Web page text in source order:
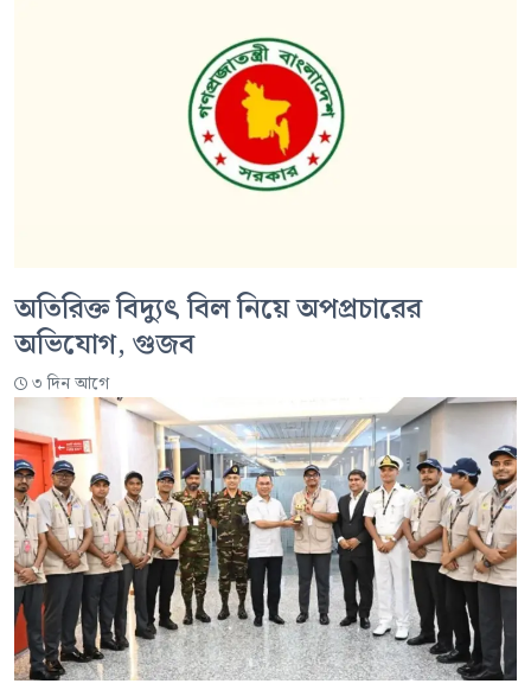
অতিরিক্ত বিদ্যুৎ বিল নিয়ে অপপ্রচারের
অভিযোগ, গুজব
৩ দিন আগে